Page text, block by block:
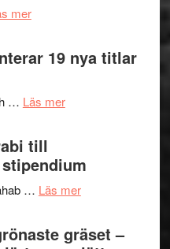
merom
trailern
för
X-
I
Want
to
Believe
Vrach
19 nya titlar
… Läs merom
presenterar
19
titlar
till
… Läs merom
Shahab
Mehrabi
gräset –